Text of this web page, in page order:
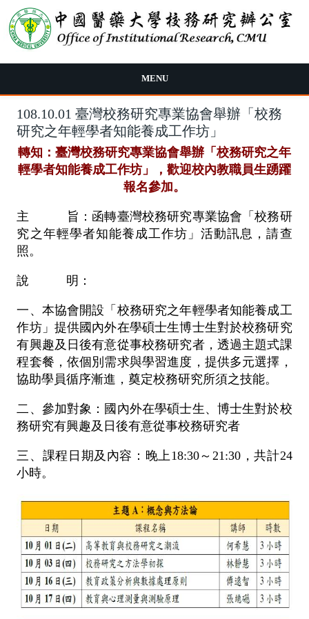
移至主內容
MENU
108.10.01 臺灣校務研究專業協會舉辦「校務
研究之年輕學者知能養成工作坊」
轉知：臺灣校務研究專業協會舉辦「校務研究之年
輕學者知能養成工作坊」，歡迎校內教職員生踴躍
報名參加。
主 旨：函轉臺灣校務研究專業協會「校務研
究之年輕學者知能養成工作坊」活動訊息，請查
照。
說 明：
一、本協會開設「校務研究之年輕學者知能養成工
作坊」提供國內外在學碩士生博士生對於校務研究
有興趣及日後有意從事校務研究者，透過主題式課
程套餐，依個別需求與學習進度，提供多元選擇，
協助學員循序漸進，奠定校務研究所須之技能。
二、參加對象：國內外在學碩士生、博士生對於校
務研究有興趣及日後有意從事校務研究者
三、課程日期及內容：晚上18:30～21:30，共計24
小時。